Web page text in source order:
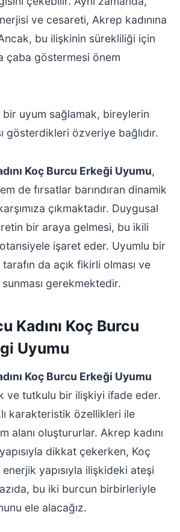
ve cesareti, Akrep kadınına
bu ilişkinin sürekliliği için
çaba göstermesi önem
uyum sağlamak, bireylerin
gösterdikleri özveriye bağlıdır.
Koç Burcu Erkeği Uyumu,
de fırsatlar barındıran dinamik
çıkmaktadır. Duygusal
bir araya gelmesi, bu ikili
işaret eder. Uyumlu bir
da açık fikirli olması ve
sunması gerekmektedir.
Kadını Koç Burcu
Uyumu
Koç Burcu Erkeği Uyumu
ve tutkulu bir ilişkiyi ifade eder.
karakteristik özellikleri ile
alanı oluştururlar. Akrep kadını
dikkat çekerken, Koç
yapısıyla ilişkideki ateşi
bu iki burcun birbirleriyle
ele alacağız.